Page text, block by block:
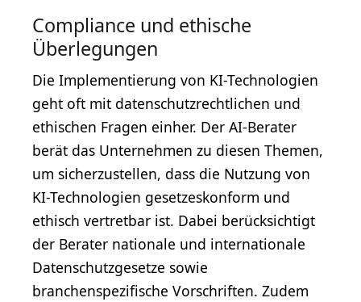
Compliance und ethische
Überlegungen
Die Implementierung von KI-Technologien
geht oft mit datenschutzrechtlichen und
ethischen Fragen einher. Der AI-Berater
berät das Unternehmen zu diesen Themen,
um sicherzustellen, dass die Nutzung von
KI-Technologien gesetzeskonform und
ethisch vertretbar ist. Dabei berücksichtigt
der Berater nationale und internationale
Datenschutzgesetze sowie
branchenspezifische Vorschriften. Zudem